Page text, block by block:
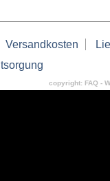
Versandkosten
copyright: FAQ -